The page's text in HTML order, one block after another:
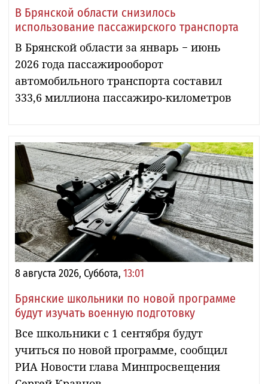
В Брянской области снизилось
использование пассажирского транспорта
В Брянской области за январь − июнь
2026 года пассажирооборот
автомобильного транспорта составил
333,6 миллиона пассажиро-километров
8 августа 2026, Суббота, 13:01
Брянские школьники по новой программе
будут изучать военную подготовку
Все школьники с 1 сентября будут
учиться по новой программе, сообщил
РИА Новости глава Минпросвещения